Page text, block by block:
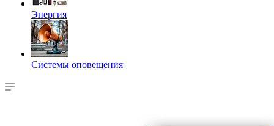
Энергия
Системы оповещения